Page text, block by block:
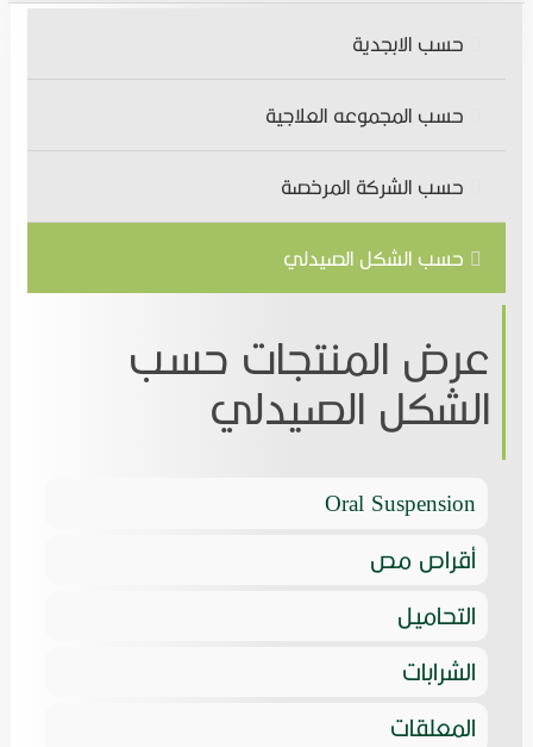
المتممات الغذائية,المستحضرات الصحية والتجميليةالتوظيف
تواصل معنا
اتصل بنـا
حسب الابجدية
حسب المجموعه العلاجية
حسب الشركة المرخصة
حسب الشكل الصيدلي
عرض المنتجات حسب
الشكل الصيدلي
Oral Suspension
أقراص مص
التحاميل
الشرابات
المعلقات